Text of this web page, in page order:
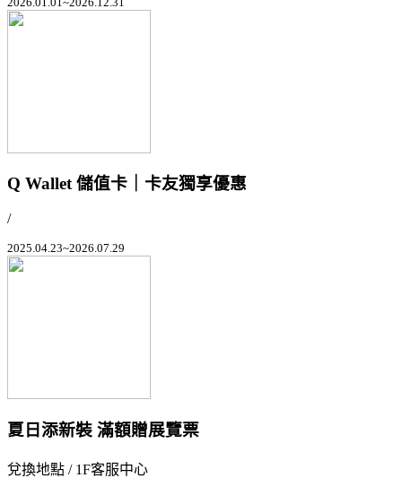
Q Wallet 儲值卡｜卡友獨享優惠
/
2025.04.23~2026.07.29
夏日添新裝 滿額贈展覽票
兌換地點 / 1F客服中心